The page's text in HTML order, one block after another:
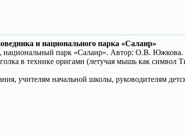
и национального парка «Салаир»
национальный парк «Салаир». Автор: О.В. Южкова.
в технике оригами (летучая мышь как символ
учителям начальной школы, руководителям